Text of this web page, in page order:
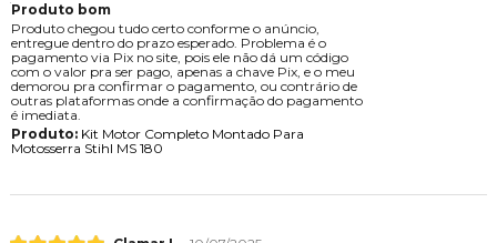
Produto bom
Produto chegou tudo certo conforme o anúncio,
entregue dentro do prazo esperado. Problema é o
pagamento via Pix no site, pois ele não dá um código
com o valor pra ser pago, apenas a chave Pix, e o meu
demorou pra confirmar o pagamento, ou contrário de
outras plataformas onde a confirmação do pagamento
é imediata.
Produto:Kit Motor Completo Montado Para
Motosserra Stihl MS 180